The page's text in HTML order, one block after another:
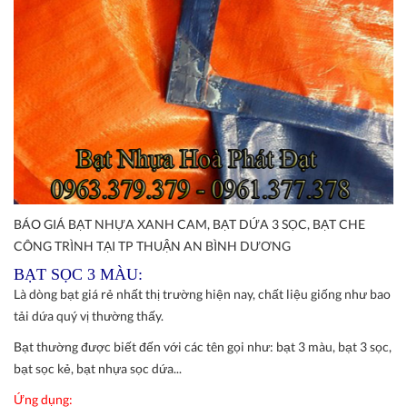
BÁO GIÁ BẠT NHỰA XANH CAM, BẠT DỨA 3 SỌC, BẠT CHE
CÔNG TRÌNH TẠI TP THUẬN AN BÌNH DƯƠNG
BẠT SỌC 3 MÀU:
Là dòng bạt giá rẻ nhất thị trường hiện nay, chất liệu giống như bao
tải dứa quý vị thường thấy.
Bạt thường được biết đến với các tên gọi như: bạt 3 màu, bạt 3 sọc,
bạt sọc kẻ, bạt nhựa sọc dứa...
Ứng dụng: